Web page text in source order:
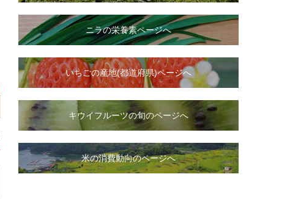
ニラの栄養素ページへ
いちごの産地(都道府県)ページへ
キウイフルーツの旬のページへ
米の消費動向のページへ